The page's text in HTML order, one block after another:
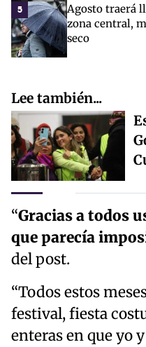
5
Agosto traerá
zona central,
seco
Lee también...
“Gracias a todos
que parecía
del post.
“Todos estos
festival, fiesta
enteras en que yo